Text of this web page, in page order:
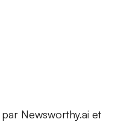
Newsworthy.ai et